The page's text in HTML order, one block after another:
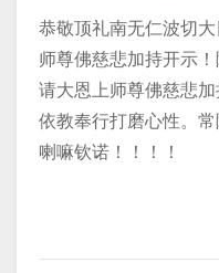
恭敬顶礼南无仁波切
师尊佛慈悲加持开示
请大恩上师尊佛慈悲
依教奉行打磨心性。
喇嘛钦诺！！！！